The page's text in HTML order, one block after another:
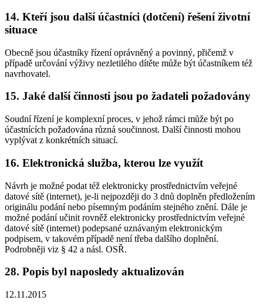
14. Kteří jsou další účastníci (dotčení) řešení životní
situace
Obecně jsou účastníky řízení oprávněný a povinný, přičemž v
případě určování výživy nezletilého dítěte může být účastníkem též
navrhovatel.
15. Jaké další činnosti jsou po žadateli požadovány
Soudní řízení je komplexní proces, v jehož rámci může být po
účastnících požadována různá součinnost. Další činnosti mohou
vyplývat z konkrétních situací.
16. Elektronická služba, kterou lze využít
Návrh je možné podat též elektronicky prostřednictvím veřejné
datové sítě (internet), je-li nejpozději do 3 dnů doplněn předložením
originálu podání nebo písemným podáním stejného znění. Dále je
možné podání učinit rovněž elektronicky prostřednictvím veřejné
datové sítě (internet) podepsané uznávaným elektronickým
podpisem, v takovém případě není třeba dalšího doplnění.
Podrobněji viz § 42 a násl. OSŘ.
28. Popis byl naposledy aktualizován
12.11.2015